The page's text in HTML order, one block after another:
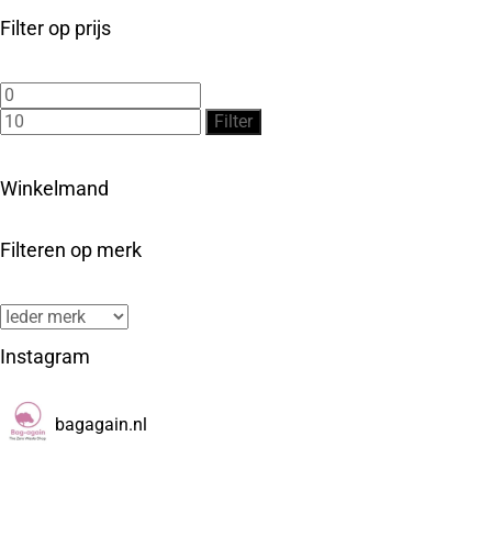
Filter op prijs
Min.
prijs
Max.
Filter
Winkelmand
Filteren op merk
Instagram
bagagain.nl